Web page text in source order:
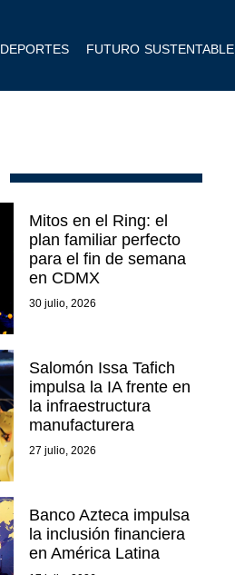
DEPORTES FUTURO SUSTENTABLE
Mitos en el Ring: el
plan familiar perfecto
para el fin de semana
en CDMX
30 julio, 2026
Salomón Issa Tafich
impulsa la IA frente en
la infraestructura
manufacturera
27 julio, 2026
Banco Azteca impulsa
la inclusión financiera
en América Latina